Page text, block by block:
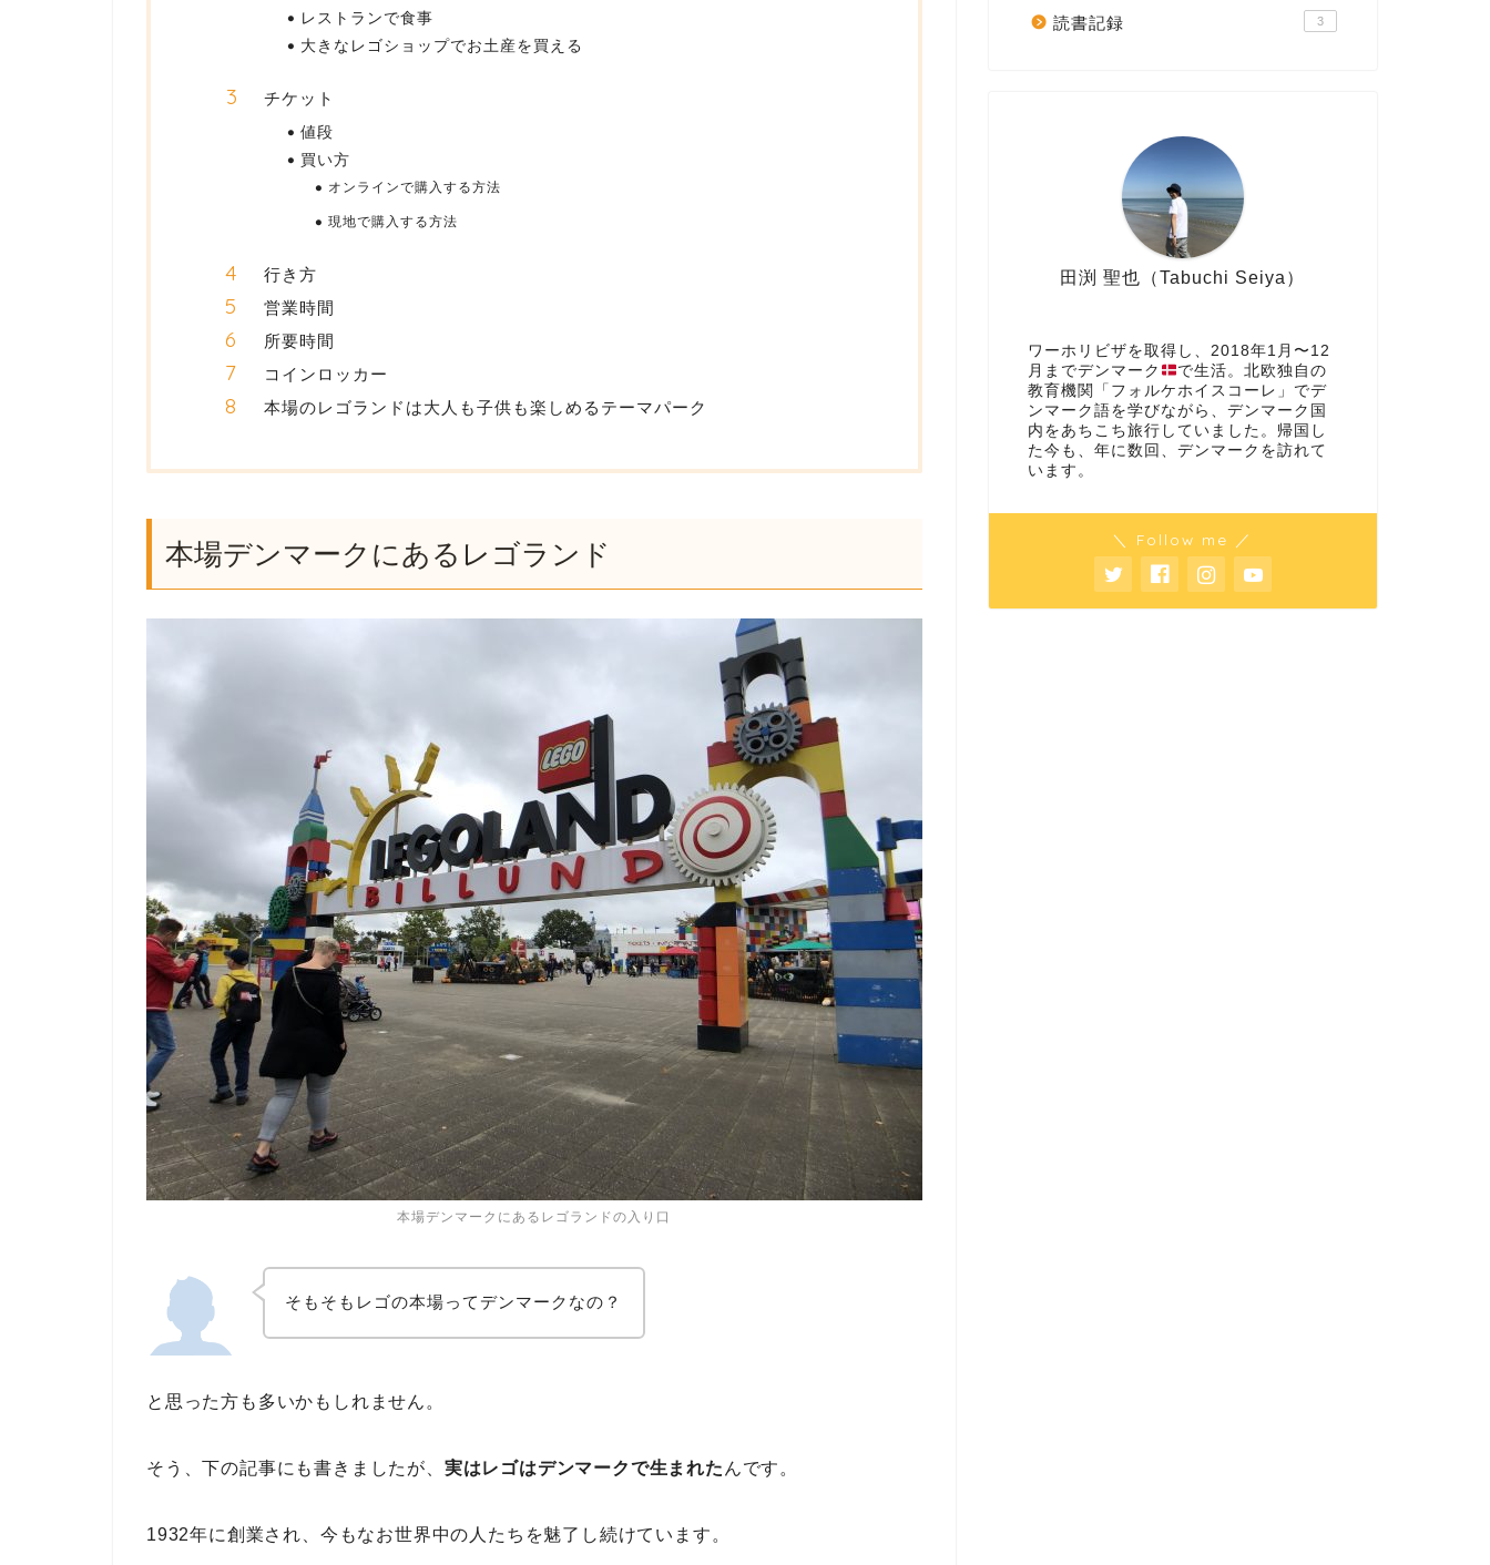
レストランで食事
大きなレゴショップでお土産を買える
チケット
値段
買い方
オンラインで購入する方法
現地で購入する方法
行き方
営業時間
所要時間
コインロッカー
本場のレゴランドは大人も子供も楽しめるテーマパーク
本場デンマークにあるレゴランド
本場デンマークにあるレゴランドの入り口
そもそもレゴの本場ってデンマークなの？
と思った方も多いかもしれません。
そう、下の記事にも書きましたが、 実はレゴはデンマークで生まれた んです。
1932年に創業され、今もなお世界中の人たちを魅了し続けています。
読書記録 3
田渕 聖也（Tabuchi Seiya）
ワーホリビザを取得し、2018年1月〜12
月までデンマーク
で生活。北欧独自の
教育機関「フォルケホイスコーレ」でデ
ンマーク語を学びながら、デンマーク国
内をあちこち旅行していました。帰国し
た今も、年に数回、デンマークを訪れて
います。
＼ Follow me ／